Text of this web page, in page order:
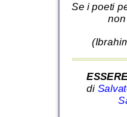
Se i poeti
di